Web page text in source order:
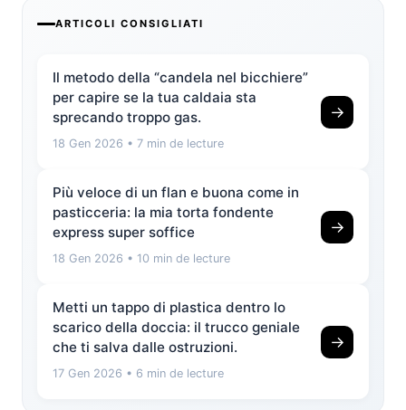
ARTICOLI CONSIGLIATI
Il metodo della “candela nel bicchiere”
per capire se la tua caldaia sta
sprecando troppo gas.
18 Gen 2026 • 7 min de lecture
→
Più veloce di un flan e buona come in
pasticceria: la mia torta fondente
express super soffice
18 Gen 2026 • 10 min de lecture
→
Metti un tappo di plastica dentro lo
scarico della doccia: il trucco geniale
che ti salva dalle ostruzioni.
17 Gen 2026 • 6 min de lecture
→